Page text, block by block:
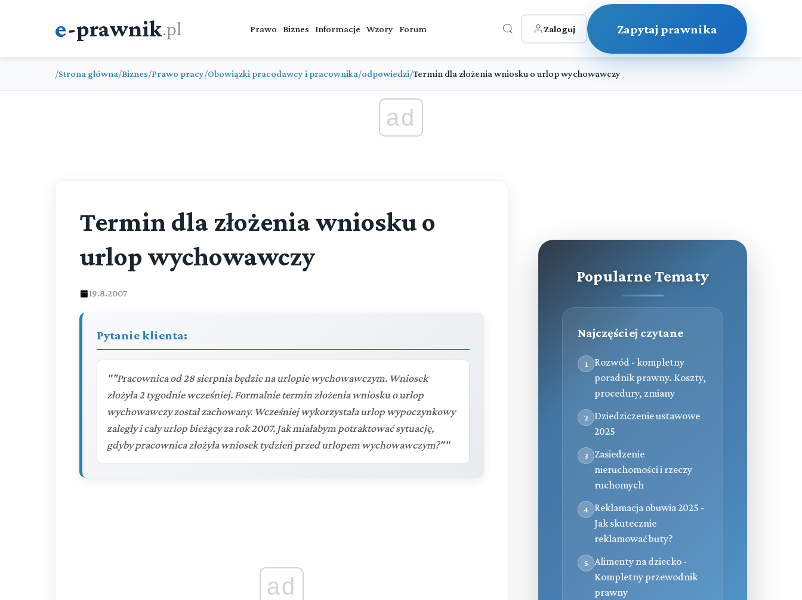
e-prawnik.pl Prawo Biznes Informacje Wzory Forum Zaloguj Zapytaj prawnika
/Strona główna/Biznes/Prawo pracy/Obowiązki pracodawcy i pracownika/odpowiedzi/Termin dla złożenia wniosku o urlop wychowawczy
ad
Termin dla złożenia wniosku o
urlop wychowawczy
19.8.2007
Pytanie klienta:
""Pracownica od 28 sierpnia będzie na urlopie wychowawczym. Wniosek
złożyła 2 tygodnie wcześniej. Formalnie termin złożenia wniosku o urlop
wychowawczy został zachowany. Wcześniej wykorzystała urlop wypoczynkowy
zaległy i cały urlop bieżący za rok 2007. Jak miałabym potraktować sytuację,
gdyby pracownica złożyła wniosek tydzień przed urlopem wychowawczym?""
ad
Popularne Tematy
Najczęściej czytane
1
Rozwód - kompletny
poradnik prawny. Koszty,
procedury, zmiany
2
Dziedziczenie ustawowe
2025
3
Zasiedzenie
nieruchomości i rzeczy
ruchomych
4
Reklamacja obuwia 2025 -
Jak skutecznie
reklamować buty?
5
Alimenty na dziecko -
Kompletny przewodnik
prawny